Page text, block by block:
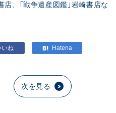
店、｢戦争遺産図鑑｣岩崎書店な
次を見る